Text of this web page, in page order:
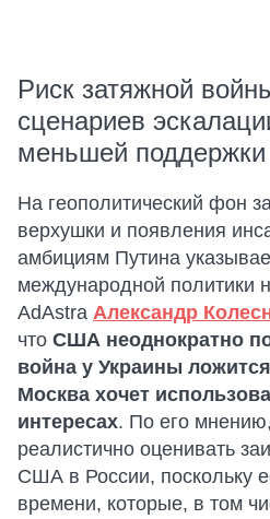
Риск затяжной
сценариев
меньшей поддержки
На геополитический фон
верхушки и появления
амбициям Путина
международной политики
AdAstra Александр
что США неоднократно
война у Украины
Москва хочет
интересах. По его
реалистично оценивать
США в России, поскольку
времени, которые, в том